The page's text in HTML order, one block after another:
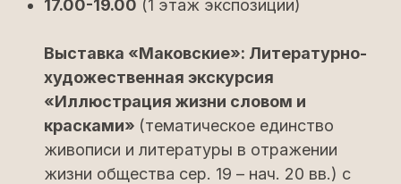
17.00-19.00 (1 этаж экспозиции)
Выставка «Маковские»: Литературно-
художественная экскурсия
«Иллюстрация жизни словом и
красками» (тематическое единство
живописи и литературы в отражении
жизни общества сер. 19 – нач. 20 вв.) с